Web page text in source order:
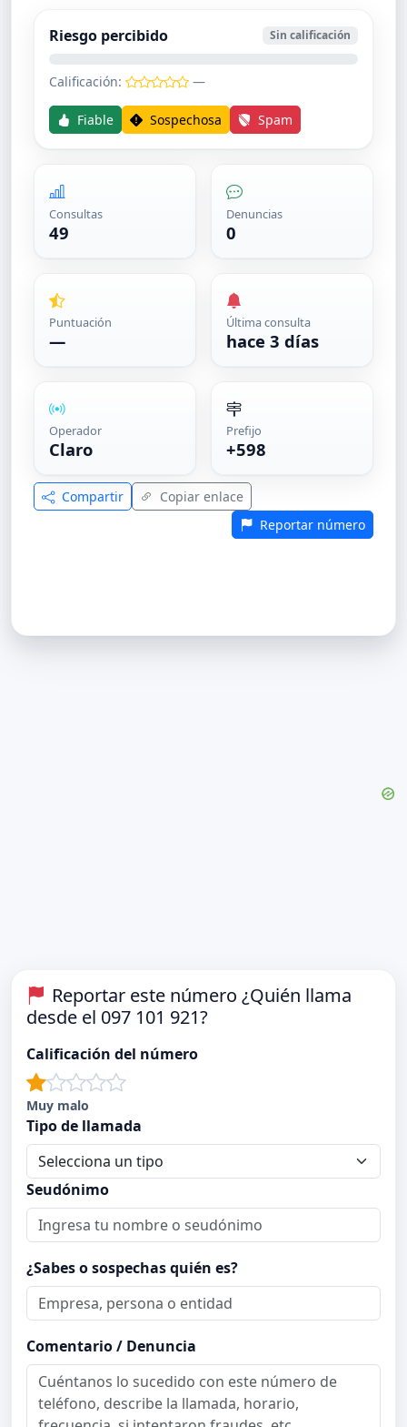
Riesgo percibido Sin calificación
Calificación: —
Fiable Sospechosa Spam
Consultas
49
Denuncias
0
Puntuación
—
Última consulta
hace 3 días
Operador
Claro
Prefijo
+598
Compartir
Copiar enlace
Reportar número
Reportar este número ¿Quién llama
desde el 097 101 921?
Calificación del número
Muy malo
Tipo de llamada
Seudónimo
¿Sabes o sospechas quién es?
Comentario / Denuncia